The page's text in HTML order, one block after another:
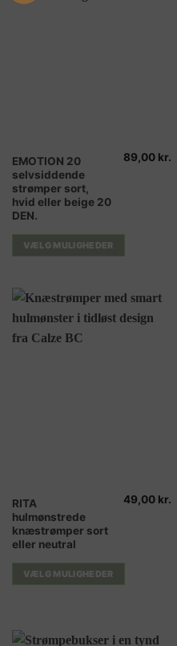
EMOTION 20
selvsiddende
strømper sort,
hvid eller beige 20
DEN.
89,00 kr.
VÆLG MULIGHEDER
Dette
vare
har
flere
Mulighederne
kan
på
varesiden
RITA
hulmønstrede
knæstrømper sort
eller neutral
49,00 kr.
VÆLG MULIGHEDER
Dette
vare
har
flere
varianter.
Mulighederne
på